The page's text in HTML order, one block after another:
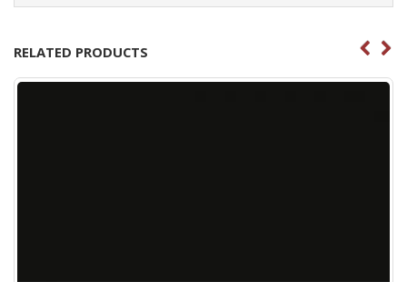
RELATED PRODUCTS